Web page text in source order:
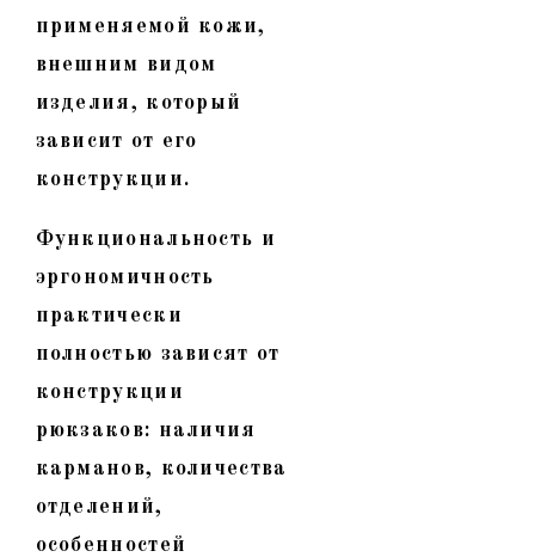
применяемой кожи,
внешним видом
изделия, который
зависит от его
конструкции.
Функциональность и
эргономичность
практически
полностью зависят от
конструкции
рюкзаков: наличия
карманов, количества
отделений,
особенностей